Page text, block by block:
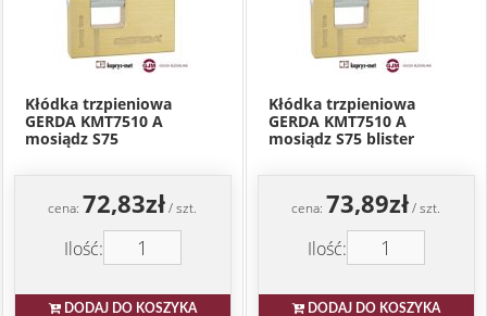
Kłódka trzpieniowa
GERDA KMT7510 A
mosiądz S75
cena: 72,83zł/ szt.
Ilość:
DODAJ DO KOSZYKA
Kłódka trzpieniowa
GERDA KMT7510 A
mosiądz S75 blister
cena: 73,89zł/ szt.
Ilość:
DODAJ DO KOSZYKA